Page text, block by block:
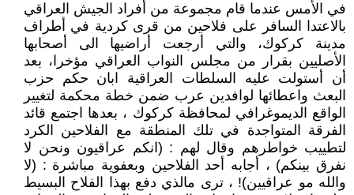
في الأمس عندما قام مجموعة من أفراد الجيش العراقي
بالاعتدا السافر على فلاحين من قرى كردية في أطراف
مدينة كركوك، والتي أرجعت أراضيها الى أصحابها
الأصليين بقرار من مجلس النواب العراقي مؤخرا، بعد
أن أستولت عليه السلطات العراقية ابان حكم حزب
البعث واعطائها لوافدين عرب ضمن خطة محكمة لتغيير
الواقع الديموغرافي لمحافظة كركوك ، بعدها اجتمع قائد
الفرقة المتواجدة في تلك المنطقة مع الفلاحين الكرد
لتطييب خواطرهم وقال لهم : (انكم عراقيون ونحن لا
نفرق بينكم) ، أجابه أحد الفلاحين وبعفوية مباشرة : (لا
والله مو عراقيين)! ، ترى مالذي دفع بهذا الفلاح البسيط